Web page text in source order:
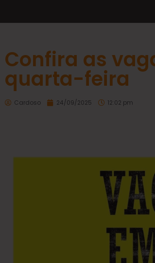
Confira as
quarta-feira
Cardoso 24/09/2025 12:02 pm